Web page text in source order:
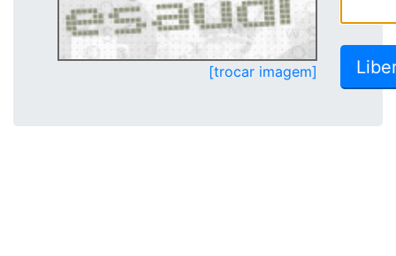
[trocar imagem]